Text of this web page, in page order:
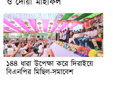
১৪৪ ধারা উপেক্ষা করে দিরাইয়ে
বিএনপির মিছিল-সমাবেশ